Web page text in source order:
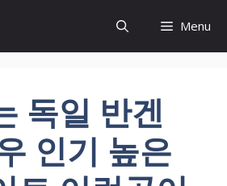
Menu
독일 반겐
인기 높은